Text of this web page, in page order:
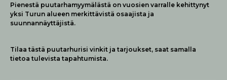
Pienestä puutarhamyymälästä on vuosien varralle kehittynyt
yksi Turun alueen merkittävistä osaajista ja
suunnannäyttäjistä.
Tilaa tästä puutarhurisi vinkit ja tarjoukset, saat samalla
tietoa tulevista tapahtumista.